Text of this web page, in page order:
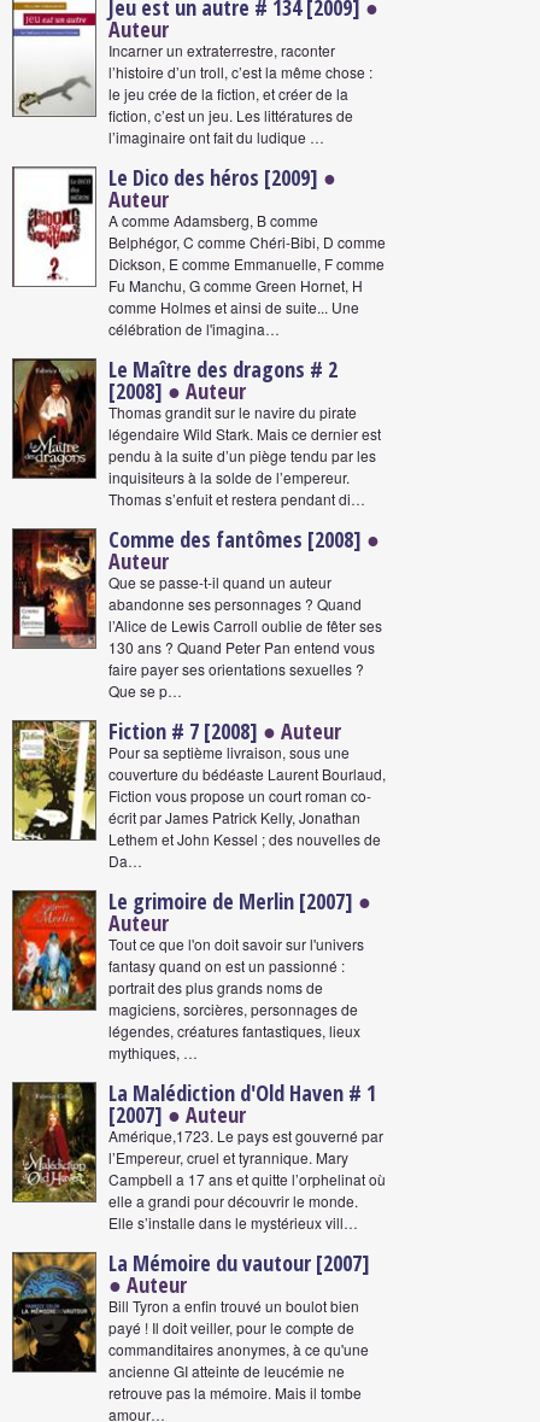
Jeu est un autre # 134 [2009] ●
Auteur
Incarner un extraterrestre, raconter
l’histoire d’un troll, c’est la même chose :
le jeu crée de la fiction, et créer de la
fiction, c’est un jeu. Les littératures de
l’imaginaire ont fait du ludique …
Le Dico des héros [2009] ●
Auteur
A comme Adamsberg, B comme
Belphégor, C comme Chéri-Bibi, D comme
Dickson, E comme Emmanuelle, F comme
Fu Manchu, G comme Green Hornet, H
comme Holmes et ainsi de suite... Une
célébration de l'imagina…
Le Maître des dragons # 2
[2008] ● Auteur
Thomas grandit sur le navire du pirate
légendaire Wild Stark. Mais ce dernier est
pendu à la suite d’un piège tendu par les
inquisiteurs à la solde de l’empereur.
Thomas s’enfuit et restera pendant di…
Comme des fantômes [2008] ●
Auteur
Que se passe-t-il quand un auteur
abandonne ses personnages ? Quand
l’Alice de Lewis Carroll oublie de fêter ses
130 ans ? Quand Peter Pan entend vous
faire payer ses orientations sexuelles ?
Que se p…
Fiction # 7 [2008] ● Auteur
Pour sa septième livraison, sous une
couverture du bédéaste Laurent Bourlaud,
Fiction vous propose un court roman co-
écrit par James Patrick Kelly, Jonathan
Lethem et John Kessel ; des nouvelles de
Da…
Le grimoire de Merlin [2007] ●
Auteur
Tout ce que l'on doit savoir sur l'univers
fantasy quand on est un passionné :
portrait des plus grands noms de
magiciens, sorcières, personnages de
légendes, créatures fantastiques, lieux
mythiques, …
La Malédiction d'Old Haven # 1
[2007] ● Auteur
Amérique,1723. Le pays est gouverné par
l’Empereur, cruel et tyrannique. Mary
Campbell a 17 ans et quitte l’orphelinat où
elle a grandi pour découvrir le monde.
Elle s’installe dans le mystérieux vill…
La Mémoire du vautour [2007]
● Auteur
Bill Tyron a enfin trouvé un boulot bien
payé ! Il doit veiller, pour le compte de
commanditaires anonymes, à ce qu'une
ancienne GI atteinte de leucémie ne
retrouve pas la mémoire. Mais il tombe
amour…